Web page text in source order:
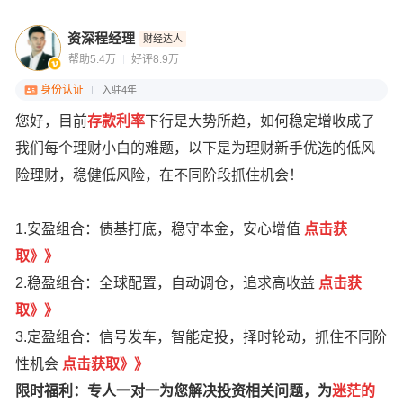
资深程经理 财经达人
帮助5.4万 好评8.9万
身份认证 入驻4年
您好，目前存款利率下行是大势所趋，如何稳定增收成了
我们每个理财小白的难题，以下是为理财新手优选的低风
险理财，稳健低风险，在不同阶段抓住机会！
1.安盈组合：债基打底，稳守本金，安心增值 点击获
取》 》
2.稳盈组合：全球配置，自动调仓，追求高收益 点击获
取》》
3.定盈组合：信号发车，智能定投，择时轮动，抓住不同阶
性机会 点击获取》》
限时福利：专人一对一为您解决投资相关问题，为迷茫的